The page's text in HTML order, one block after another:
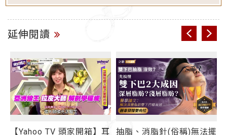
延伸閱讀
家開箱】耳
抽脂、消脂針(俗稱)無法擺 耳廓短痕三層次